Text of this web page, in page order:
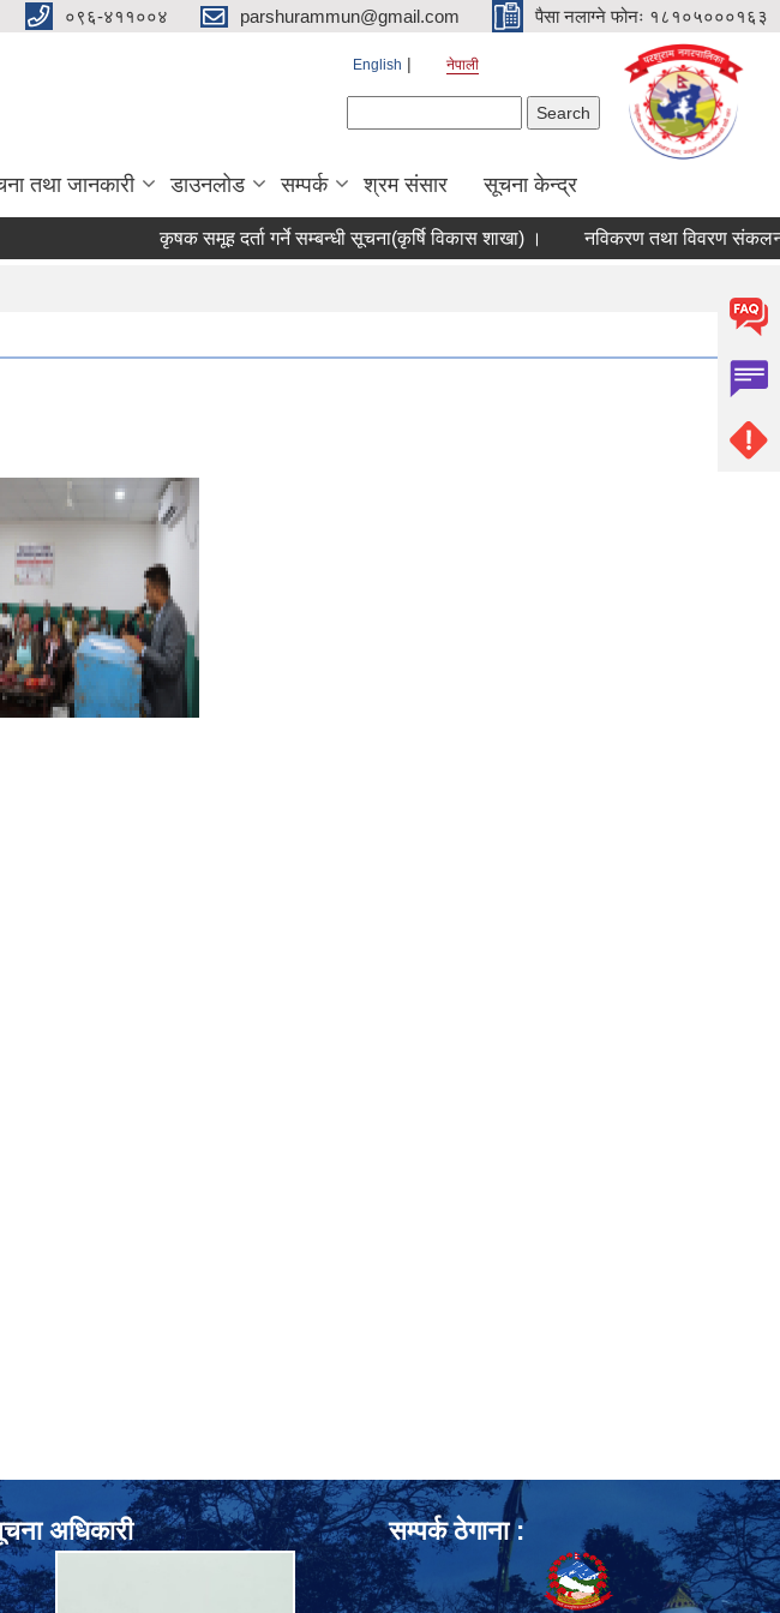
०९६-४११००४ parshurammun@gmail.com पैसा नलाग्ने फोनः १८१०५०००१६३
English नेपाली
तथा जानकारी डाउनलोड सम्पर्क श्रम संसार सूचना केन्द्र
कृषक समूह दर्ता गर्ने सम्बन्धी सूचना(कृर्षि विकास शाखा) । नविकरण तथा विवरण संकलन
अधिकारी सम्पर्क ठेगाना :